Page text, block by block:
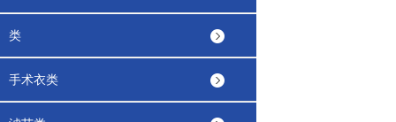
类
手术衣类